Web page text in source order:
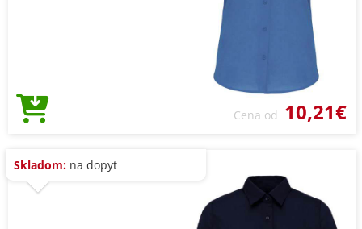
Cena od 10,21€
Skladom: na dopyt